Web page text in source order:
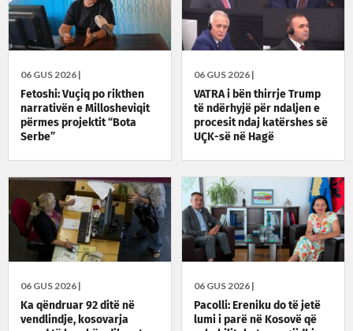
06 GUS 2026 |
Fetoshi: Vuçiq po rikthen
narrativën e Millosheviqit
përmes projektit “Bota
Serbe”
06 GUS 2026 |
VATRA i bën thirrje Trump
të ndërhyjë për ndaljen e
procesit ndaj katërshes së
UÇK-së në Hagë
06 GUS 2026 |
Ka qëndruar 92 ditë në
vendlindje, kosovarja
06 GUS 2026 |
Pacolli: Ereniku do të jetë
lumi i parë në Kosovë që